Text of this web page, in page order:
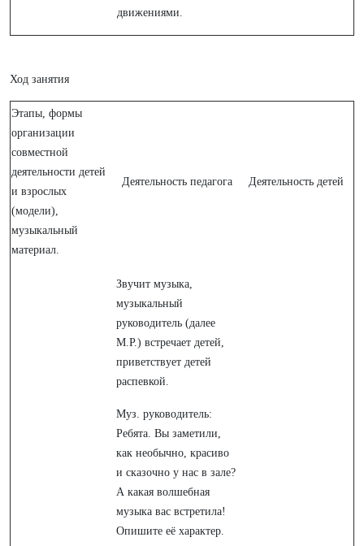
движениями.
Ход занятия
Этапы, формы
организации
совместной
деятельности детей
и взрослых
(модели),
музыкальный
материал.
Деятельность педагога Деятельность детей
Звучит музыка,
музыкальный
руководитель (далее
М.Р.) встречает детей,
приветствует детей
распевкой.
Муз. руководитель:
Ребята. Вы заметили,
как необычно, красиво
и сказочно у нас в зале?
А какая волшебная
музыка вас встретила!
Опишите её характер.